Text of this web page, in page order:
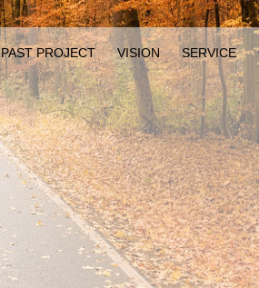
PAST PROJECT VISION SERVICE